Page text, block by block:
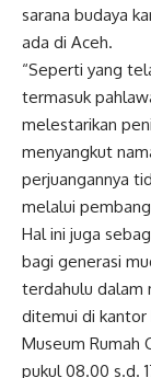
sarana budaya
ada di Aceh.
“Seperti yang
termasuk
melestarikan
menyangkut
perjuangannya
melalui
Hal ini juga
bagi generasi
terdahulu dalam
ditemui di kantor
Museum Rumah
pukul 08.00 s.d.